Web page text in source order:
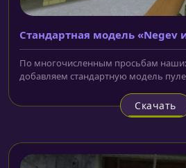
Стандартная модель «Negev
По многочисленным просьбам
добавляем стандартную модель
Скачать